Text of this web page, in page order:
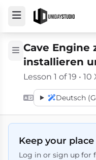
Cave Engine
installieren
Lesson 1 of 19 • 10
Deutsch
Keep your
Log in or sign up for